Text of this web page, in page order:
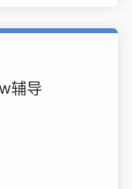
辅导